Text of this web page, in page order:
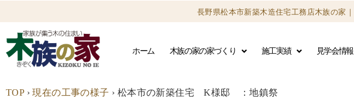
長野県松本市新築木造住宅工務店木族の家｜
ホーム 木族の家の家づくり 施工実績 見学会情報
TOP › 現在の工事の様子 › 松本市の新築住宅 K様邸 ：地鎮祭